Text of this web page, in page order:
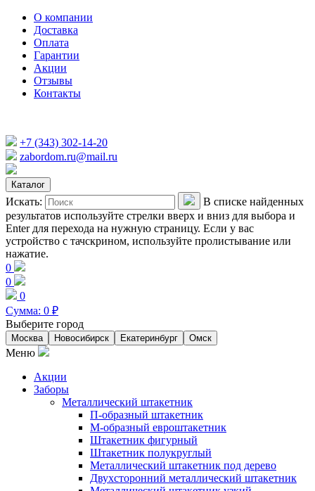
О компании
Доставка
Оплата
Гарантии
Акции
Отзывы
Контакты
+7 (343) 302-14-20
zabordom.ru@mail.ru
Каталог
Искать:
В списке найденных
результатов используйте стрелки вверх и вниз для выбора и
Enter для перехода на нужную страницу. Если у вас
устройство с тачскрином, используйте пролистывание или
нажатие.
0
0
0
Сумма: 0 ₽
Выберите город
Москва Новосибирск Екатеринбург Омск
Меню
Акции
Заборы
Металлический штакетник
П-образный штакетник
М-образный евроштакетник
Штакетник фигурный
Штакетник полукруглый
Металлический штакетник под дерево
Двухсторонний металлический штакетник